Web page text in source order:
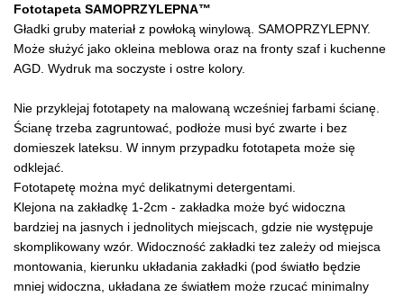
Fototapeta SAMOPRZYLEPNA™
Gładki gruby materiał z powłoką winylową. SAMOPRZYLEPNY.
Może służyć jako okleina meblowa oraz na fronty szaf i kuchenne
AGD. Wydruk ma soczyste i ostre kolory.
Nie przyklejaj fototapety na malowaną wcześniej farbami ścianę.
Ścianę trzeba zagruntować, podłoże musi być zwarte i bez
domieszek lateksu. W innym przypadku fototapeta może się
odklejać.
Fototapetę można myć delikatnymi detergentami.
Klejona na zakładkę 1-2cm - zakładka może być widoczna
bardziej na jasnych i jednolitych miejscach, gdzie nie występuje
skomplikowany wzór. Widoczność zakładki tez zależy od miejsca
montowania, kierunku układania zakładki (pod światło będzie
mniej widoczna, układana ze światłem może rzucać minimalny